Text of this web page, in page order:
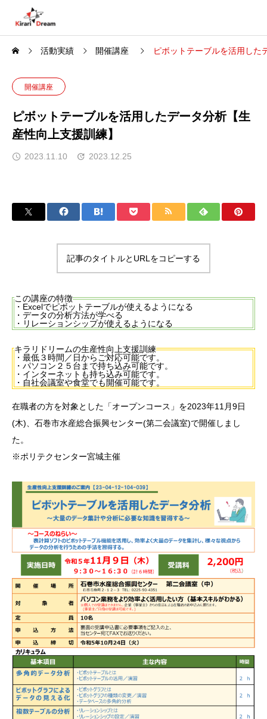
活動実績 開催講座 ピボットテーブルを活用した
開催講座
ピボットテーブルを活用したデータ分析【生
産性向上支援訓練】
2023.11.10 2023.12.25
記事のタイトルとURLをコピーする
この講座の特徴
・Excelでピボットテーブルが使えるようになる
・データの分析方法が学べる
・リレーションシップが使えるようになる
キラリドリームの生産性向上支援訓練
・最低３時間／日からご対応可能です。
・パソコン２５台まで持ち込み可能です。
・インターネットも持ち込み可能です。
・自社会議室や食堂でも開催可能です。
在職者の方を対象とした「オープンコース」を2023年11月9日
(木)、石巻市水産総合振興センター(第二会議室)で開催しまし
た。
※ポリテクセンター宮城主催